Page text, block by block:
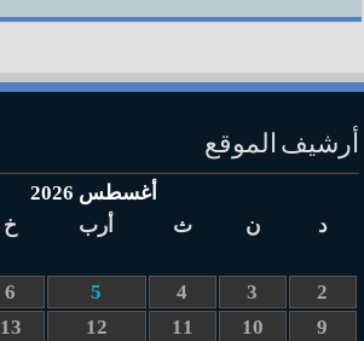
أرشيف الموقع
أغسطس 2026
د
ن ث أرب خ
2
3
4
5
6
9
10
11
12
13